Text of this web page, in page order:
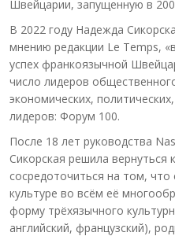
Швейцарии, запущенную в
В 2022 году Надежда
мнению редакции Le Temps,
успех франкоязычной
число лидеров
экономических,
лидеров: Форум 100.
После 18 лет руководства
Сикорская решила вернуться
сосредоточиться на том, что
культуре во всём её
форму трёхязычного
английский, французский),